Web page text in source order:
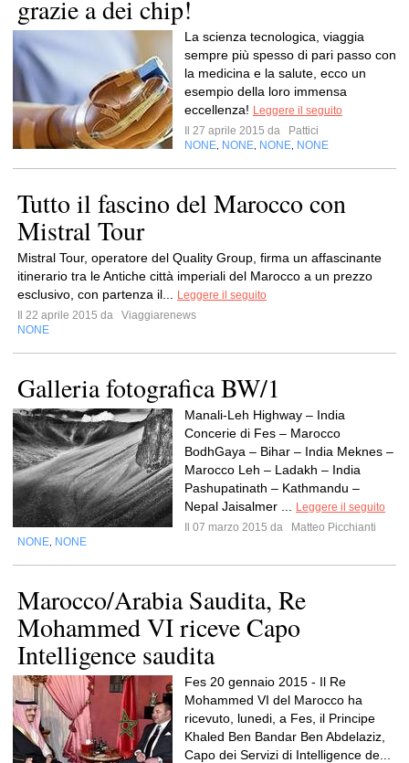
grazie a dei chip!
La scienza tecnologica, viaggia
sempre più spesso di pari passo con
la medicina e la salute, ecco un
esempio della loro immensa
eccellenza! Leggere il seguito
Il 27 aprile 2015 da
Pattici
NONE NONE NONE NONE
Tutto il fascino del Marocco con
Mistral Tour
Mistral Tour, operatore del Quality Group, firma un affascinante
itinerario tra le Antiche città imperiali del Marocco a un prezzo
esclusivo, con partenza il...
Leggere il seguito
Il 22 aprile 2015 da
Viaggiarenews
NONE
Galleria fotografica BW/1
Manali-Leh Highway – India
Concerie di Fes – Marocco
BodhGaya – Bihar – India Meknes –
Marocco Leh – Ladakh – India
Pashupatinath – Kathmandu –
Nepal Jaisalmer ...
Leggere il seguito
Il 07 marzo 2015 da
Matteo Picchianti
NONE NONE
Marocco/Arabia Saudita, Re
Mohammed VI riceve Capo
Intelligence saudita
Fes 20 gennaio 2015 - Il Re
Mohammed VI del Marocco ha
ricevuto, lunedi, a Fes, il Principe
Khaled Ben Bandar Ben Abdelaziz,
Capo dei Servizi di Intelligence de...